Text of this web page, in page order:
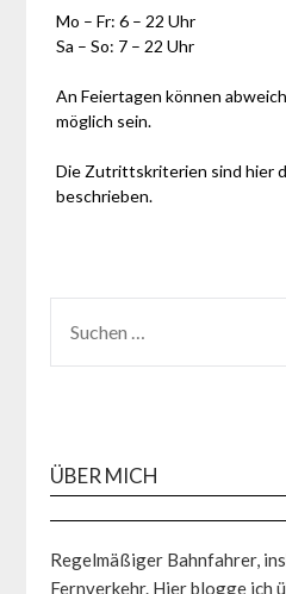
Mo – Fr: 6 – 22 Uhr
Sa – So: 7 – 22 Uhr
An Feiertagen können
möglich sein.
Die Zutrittskriterien sind hier
beschrieben.
NACH:
ÜBER MICH
Regelmäßiger Bahnfahrer,
Fernverkehr. Hier blogge ich